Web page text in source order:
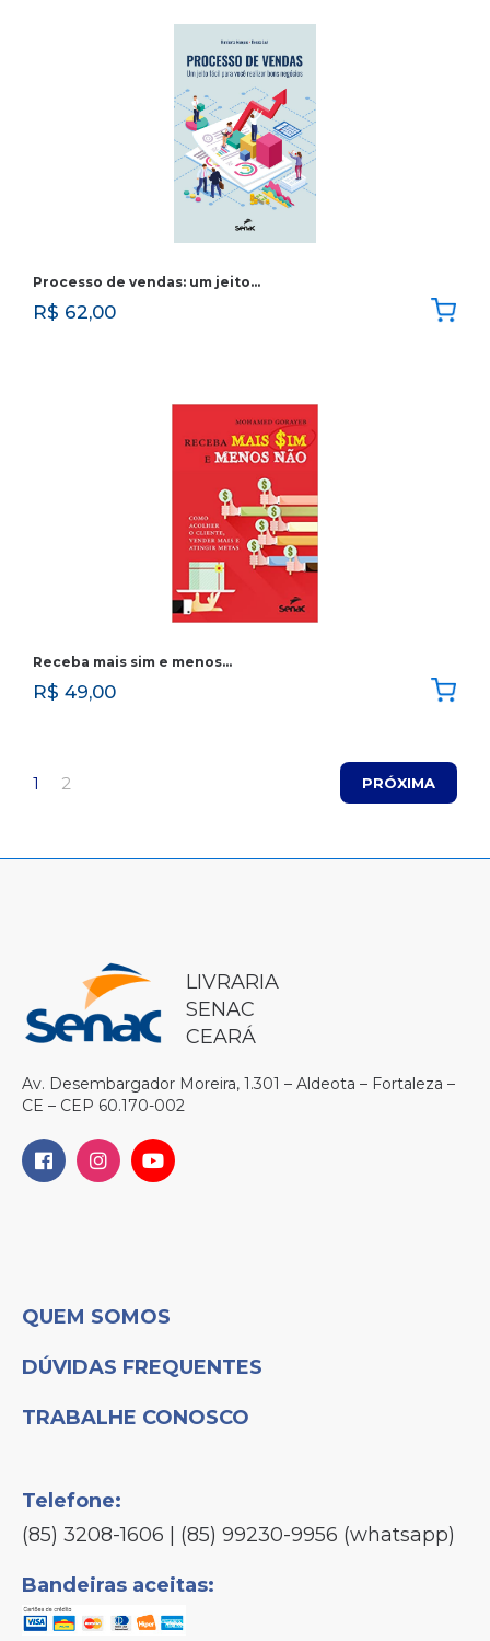
Processo de vendas: um jeito…
R$ 62,00
Receba mais sim e menos…
R$ 49,00
1 2 PRÓXIMA
LIVRARIA
SENAC
CEARÁ
Av. Desembargador Moreira, 1.301 – Aldeota – Fortaleza –
CE – CEP 60.170-002
QUEM SOMOS
DÚVIDAS FREQUENTES
TRABALHE CONOSCO
Telefone:
(85) 3208-1606 | (85) 99230-9956 (whatsapp)
Bandeiras aceitas: